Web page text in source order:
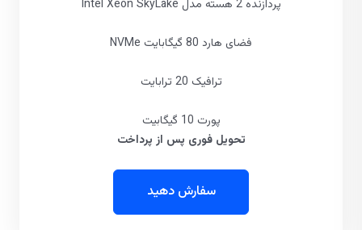
پردازنده 2 هسته مدل Intel Xeon SkyLake
فضای هارد 80 گیگابایت NVMe
ترافیک 20 ترابایت
پورت 10 گیگابیت
تحویل فوری پس از پرداخت
سفارش دهید